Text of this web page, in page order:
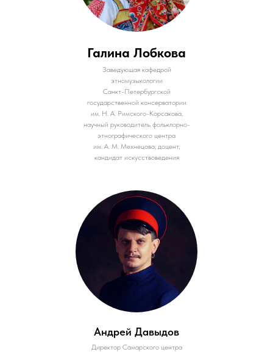
Галина Лобкова
Заведующая кафедрой
этномузыкологии
Санкт-Петербургской
государственной консерватории
им. Н. А. Римского-Корсакова,
научный руководитель фольклорно-
этнографического центра
им. А. М. Мехнецова, доцент,
кандидат искусствоведения
Андрей Давыдов
Директор Самарского центра